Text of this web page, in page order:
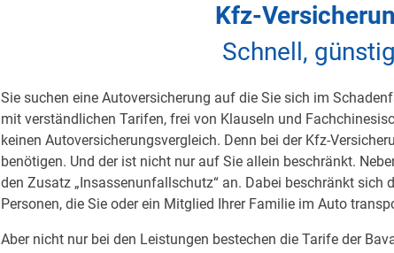
Kfz-
Schnell,
Sie suchen eine Autoversicherung auf die Sie sich im
mit verständlichen Tarifen, frei von Klauseln und
keinen Autoversicherungsvergleich. Denn bei der Kfz-
benötigen. Und der ist nicht nur auf Sie allein beschränkt.
den Zusatz „Insassenunfallschutz“ an. Dabei beschränkt
Personen, die Sie oder ein Mitglied Ihrer Familie im Auto
Aber nicht nur bei den Leistungen bestechen die Tarife der